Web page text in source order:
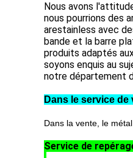
Nous avons
nous pourrions des
arestainless avec
bande et la barre
produits adaptés
soyons enquis au
notre département
Dans le service de
Dans la vente, le
Service de